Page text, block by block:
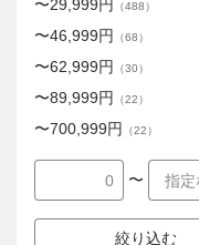
〜29,999円 （488）
〜46,999円 （68）
〜62,999円 （30）
〜89,999円 （22）
〜700,999円 （22）
〜
絞り込む